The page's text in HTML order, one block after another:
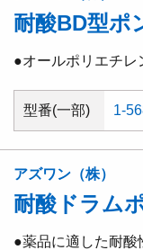
耐酸BD型ポ
●オールポリエチレ
型番(一部) 1-
アズワン（株）
耐酸ドラム
●薬品に適した耐酸